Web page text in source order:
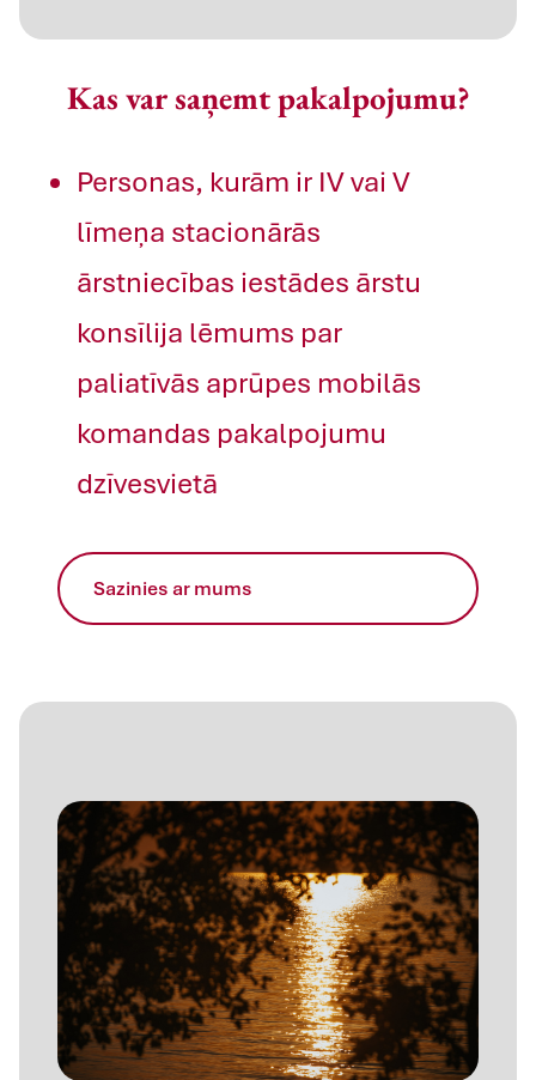
Kas var saņemt pakalpojumu?
Personas, kurām ir IV vai V
līmeņa stacionārās
ārstniecības iestādes ārstu
konsīlija lēmums par
paliatīvās aprūpes mobilās
komandas pakalpojumu
dzīvesvietā
Sazinies ar mums